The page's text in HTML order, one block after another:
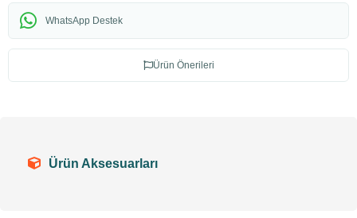
WhatsApp Destek
Ürün Önerileri
Ürün Aksesuarları